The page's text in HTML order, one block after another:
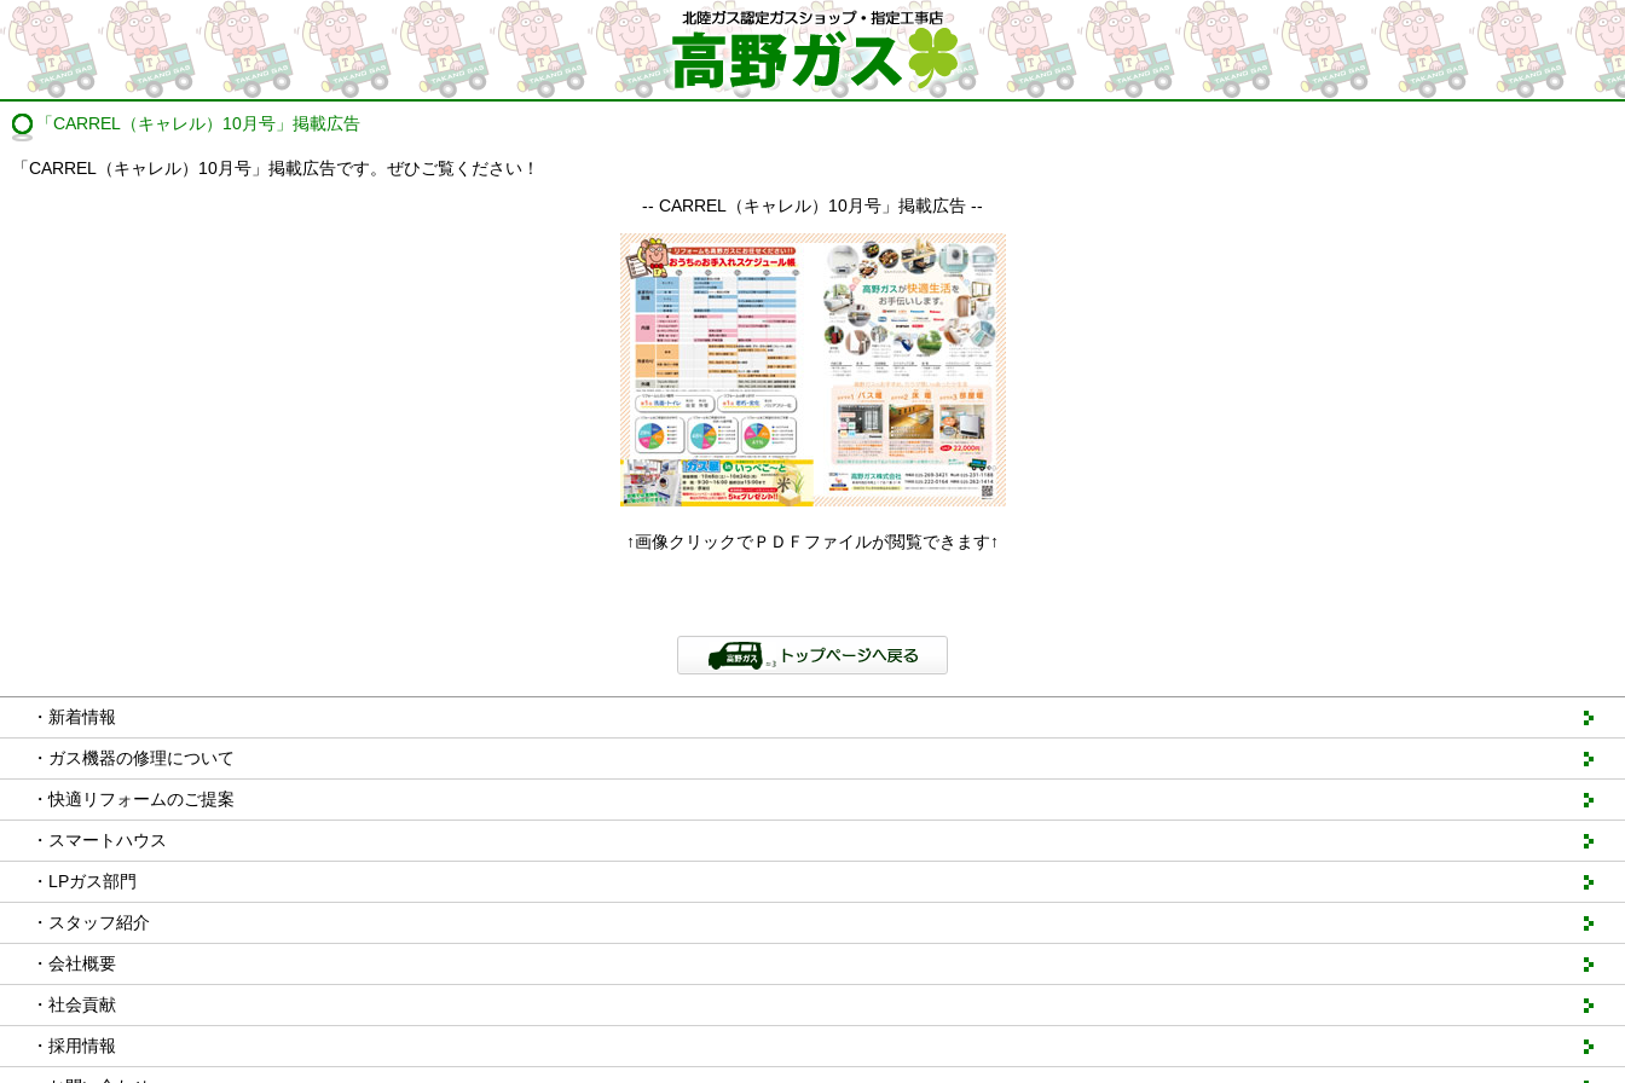
「CARREL（キャレル）10月号」掲載広告
「CARREL（キャレル）10月号」掲載広告です。ぜひご覧ください！
-- CARREL（キャレル）10月号」掲載広告 --
↑画像クリックでＰＤＦファイルが閲覧できます↑
・新着情報
・ガス機器の修理について
・快適リフォームのご提案
・スマートハウス
・LPガス部門
・スタッフ紹介
・会社概要
・社会貢献
・採用情報